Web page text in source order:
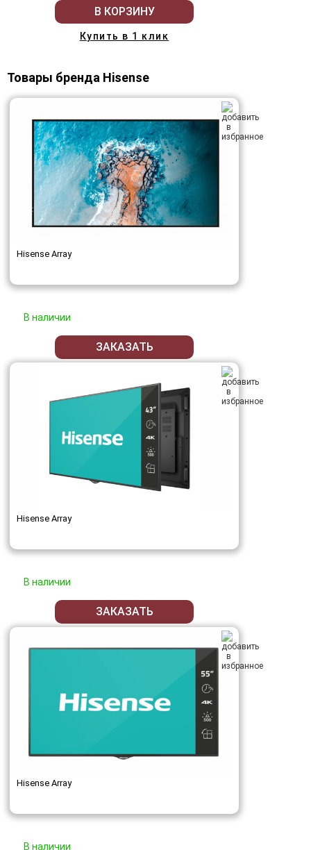
В КОРЗИНУ
Купить в 1 клик
Товары бренда Hisense
Hisense Array
В наличии
ЗАКАЗАТЬ
Hisense Array
В наличии
ЗАКАЗАТЬ
Hisense Array
В наличии